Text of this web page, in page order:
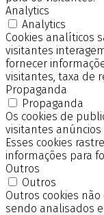
Analytics
Analytics
Cookies analíticos
visitantes
fornecer
visitantes, taxa de
Propaganda
Propaganda
Os cookies de
visitantes
Esses cookies
informações para
Outros
Outros
Outros cookies
sendo analisados